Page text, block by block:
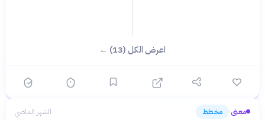
اعرض الكل (13) ←
معنى› مخطط الشهر الماضي